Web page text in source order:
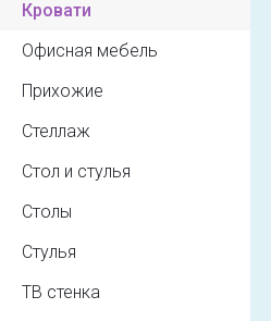
Кровати
Офисная мебель
Прихожие
Стеллаж
Стол и стулья
Столы
Стулья
ТВ стенка